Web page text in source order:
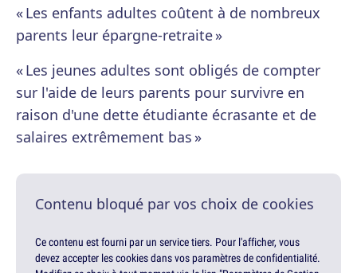
« Les enfants adultes coûtent à de nombreux
parents leur épargne-retraite »
« Les jeunes adultes sont obligés de compter
sur l'aide de leurs parents pour survivre en
raison d'une dette étudiante écrasante et de
salaires extrêmement bas »
Contenu bloqué par vos choix de cookies
Ce contenu est fourni par un service tiers. Pour l'afficher, vous
devez accepter les cookies dans vos paramètres de confidentialité.